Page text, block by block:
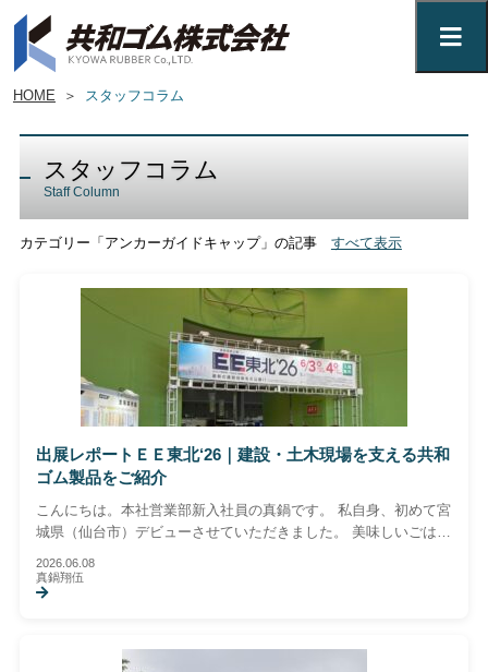
HOME ＞ スタッフコラム
スタッフコラム
Staff Column
カテゴリー「アンカーガイドキャップ」の記事 すべて表示
出展レポートＥＥ東北‘26｜建設・土木現場を支える共和
ゴム製品をご紹介
こんにちは。本社営業部新入社員の真鍋です。 私自身、初めて宮
城県（仙台市）デビューさせていただきました。 美味しいごはん
ができました。 唯一の心残りは、ずんだ餅の […]
2026.06.08
真鍋翔伍